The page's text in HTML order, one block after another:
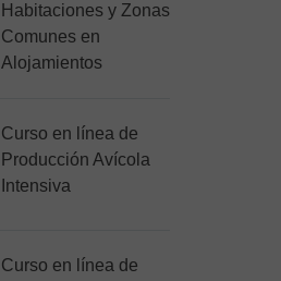
Habitaciones y Zonas
Comunes en
Alojamientos
Curso en línea de
Producción Avícola
Intensiva
Curso en línea de